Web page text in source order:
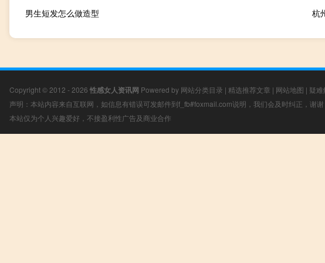
男生短发怎么做造型 杭
Copyright © 2012 - 2026 性感女人资讯网 Powered by 网站分类目录 | 精选推荐文章 | 网站地图 | 疑难
声明：本站内容来自互联网，如信息有错误可发邮件到f_fb#foxmail.com说明，我们会及时纠正，谢谢
本站仅为个人兴趣爱好，不接盈利性广告及商业合作